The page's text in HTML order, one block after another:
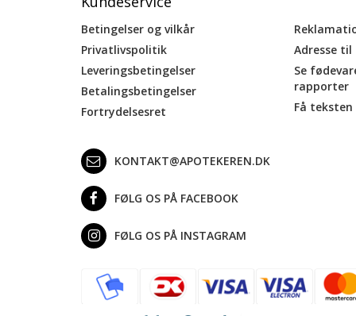
Betingelser og vilkår
Privatlivspolitik
Leveringsbetingelser
Betalingsbetingelser
Fortrydelsesret
Adresse
Se
rapporter
Få
KONTAKT@APOTEKEREN.DK
FØLG OS PÅ FACEBOOK
FØLG OS PÅ INSTAGRAM